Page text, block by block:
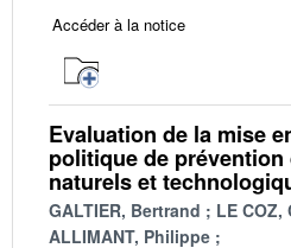
Accéder à la notice
Evaluation de la mise
politique de
naturels et
GALTIER, Bertrand
LE COZ,
ALLIMANT, Philippe